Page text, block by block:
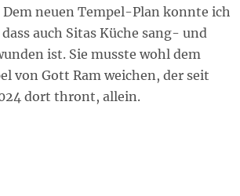
neuen Tempel-Plan konnte ich
auch Sitas Küche sang- und
ist. Sie musste wohl dem
von Gott Ram weichen, der seit
dort thront, allein.